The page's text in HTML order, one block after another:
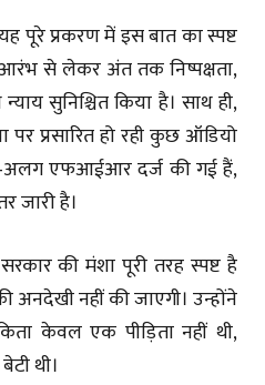
पूरे प्रकरण में इस बात का स्पष्ट
आरंभ से लेकर अंत तक निष्पक्षता,
सुनिश्चित किया है। साथ ही,
प्रसारित हो रही कुछ ऑडियो
एफआईआर दर्ज की गई हैं,
जारी है।
की मंशा पूरी तरह स्पष्ट है
अनदेखी नहीं की जाएगी। उन्होंने
केवल एक पीड़िता नहीं थी,
थी।